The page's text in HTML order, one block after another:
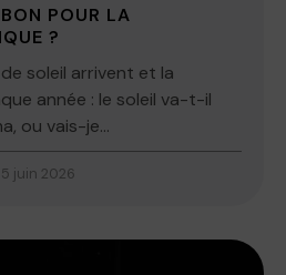
POUR LA
?
soleil arrivent et la
année : le soleil va-t-il
ou vais-je...
5 juin 2026